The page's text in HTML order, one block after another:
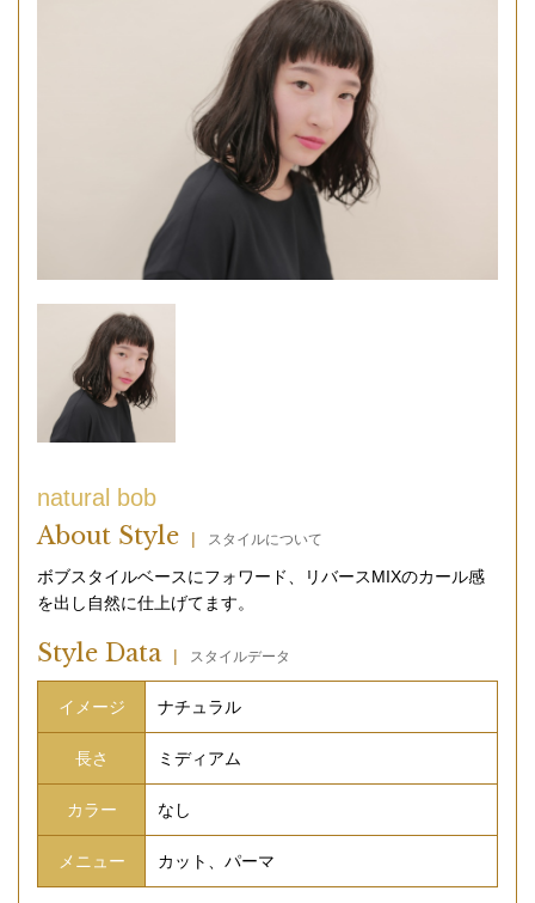
natural bob
About Style | スタイルについて
ボブスタイルベースにフォワード、リバースMIXのカール感
を出し自然に仕上げてます。
Style Data | スタイルデータ
イメージ ナチュラル
長さ ミディアム
カラー なし
メニュー カット、パーマ